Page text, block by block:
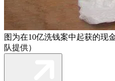
图为在10亿洗钱案中起获的现
队提供）